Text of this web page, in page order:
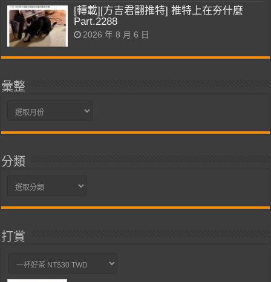
[轉載][方吉君翻推特] 推特上在夯什麼
Part.2288
2026 年 8 月 6 日
彙整
彙
分類
分
打賞